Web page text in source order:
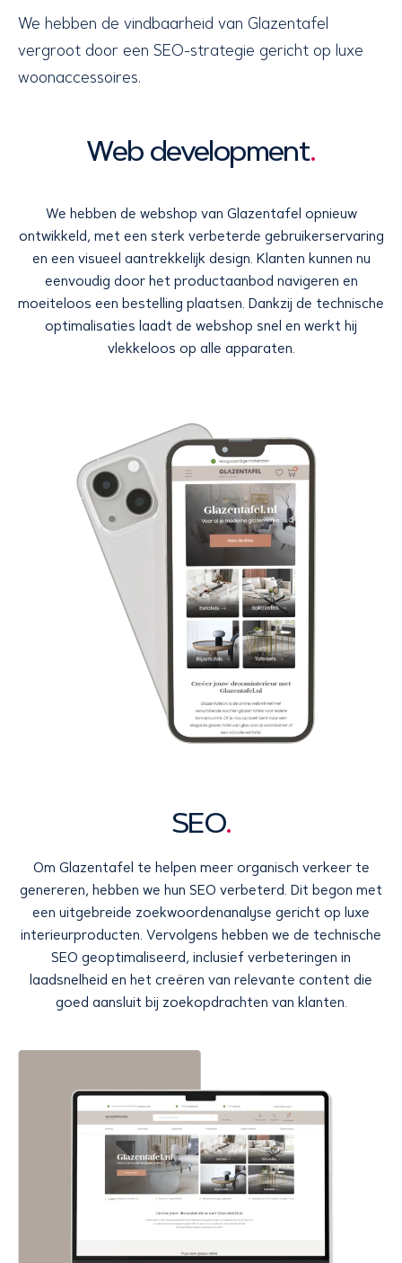
We hebben de vindbaarheid van Glazentafel
vergroot door een SEO-strategie gericht op luxe
woonaccessoires.
Web development.
We hebben de webshop van Glazentafel opnieuw
ontwikkeld, met een sterk verbeterde gebruikerservaring
en een visueel aantrekkelijk design. Klanten kunnen nu
eenvoudig door het productaanbod navigeren en
moeiteloos een bestelling plaatsen. Dankzij de technische
optimalisaties laadt de webshop snel en werkt hij
vlekkeloos op alle apparaten.
SEO.
Om Glazentafel te helpen meer organisch verkeer te
genereren, hebben we hun SEO verbeterd. Dit begon met
een uitgebreide zoekwoordenanalyse gericht op luxe
interieurproducten. Vervolgens hebben we de technische
SEO geoptimaliseerd, inclusief verbeteringen in
laadsnelheid en het creëren van relevante content die
goed aansluit bij zoekopdrachten van klanten.